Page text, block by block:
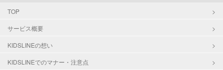
TOP
サービス概要
KIDSLINEの想い
KIDSLINEでのマナー・注意点